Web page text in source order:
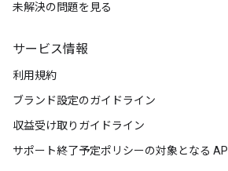
未解決の問題を見る
サービス情報
利用規約
ブランド設定のガイドライン
収益受け取りガイドライン
サポート終了予定ポリシーの対象となる API